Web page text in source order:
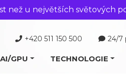
než u největších světových
+420 511 150 500 24/7
AI/GPU TECHNOLOGIE